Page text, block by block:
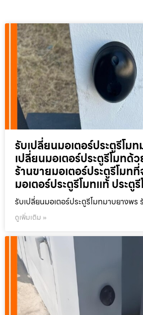
รับเปลี่ยนมอเตอร์ประตูรีโม
เปลี่ยนมอเตอร์ประตูรีโมทด้
ร้านขายมอเตอร์ประตูรีโมท
มอเตอร์ประตูรีโมทแท้ ประตู
รับเปลี่ยนมอเตอร์ประตูรีโมทมาบยางพร
ดูเพิ่มเติม »